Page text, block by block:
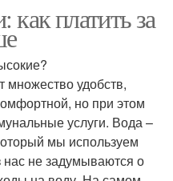
платить за
удобств,
но при этом
услуги. Вода –
мы используем
не задумываются о